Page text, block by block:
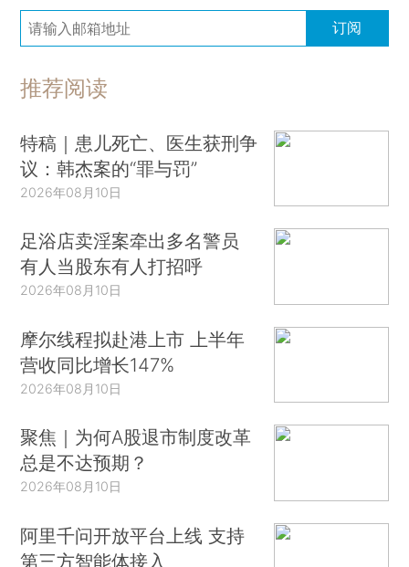
订阅
推荐阅读
特稿｜患儿死亡、医生获刑争
议：韩杰案的“罪与罚”
2026年08月10日
足浴店卖淫案牵出多名警员
有人当股东有人打招呼
2026年08月10日
摩尔线程拟赴港上市 上半年
营收同比增长147%
2026年08月10日
聚焦｜为何A股退市制度改革
总是不达预期？
2026年08月10日
阿里千问开放平台上线 支持
第三方智能体接入